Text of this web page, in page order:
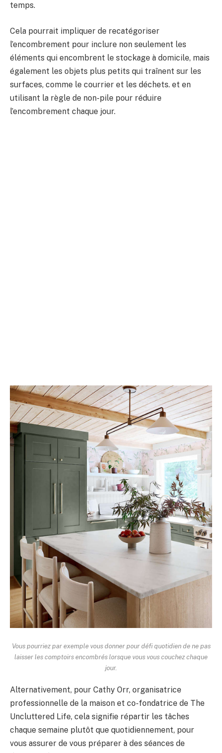
temps.
Cela pourrait impliquer de recatégoriser
l’encombrement pour inclure non seulement les
éléments qui encombrent le stockage à domicile, mais
également les objets plus petits qui traînent sur les
surfaces, comme le courrier et les déchets. et en
utilisant la règle de non-pile pour réduire
l’encombrement chaque jour.
Vous pourriez par exemple vous donner pour défi quotidien de ne pas
laisser les comptoirs encombrés lorsque vous vous couchez chaque
jour.
Alternativement, pour Cathy Orr, organisatrice
professionnelle de la maison et co-fondatrice de The
Uncluttered Life, cela signifie répartir les tâches
chaque semaine plutôt que quotidiennement, pour
vous assurer de vous préparer à des séances de